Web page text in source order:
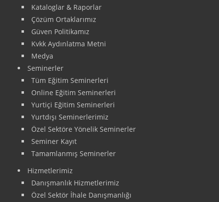
Kataloglar & Raporlar
Çözüm Ortaklarımız
Güven Politikamız
Kvkk Aydınlatma Metni
Medya
Seminerler
Tüm Eğitim Seminerleri
Online Eğitim Seminerleri
Yurtiçi Eğitim Seminerleri
Yurtdışı Seminerlerimiz
Özel Sektöre Yönelik Seminerler
Seminer Kayıt
Tamamlanmış Seminerler
Hizmetlerimiz
Danışmanlık Hizmetlerimiz
Özel Sektör İhale Danışmanlığı